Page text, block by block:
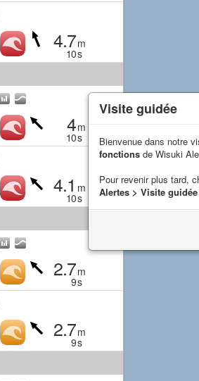
4.7m
10s
4m
10s
4.1 m
10s
2.7m
9s
2.7m
9s
Visite guidée
Bienvenue dans notre
fonctions de Wisuki
Pour revenir plus tard,
Alertes > Visite guidée